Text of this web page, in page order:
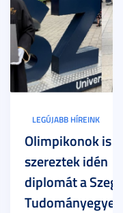
LEGÚJABB HÍREINK
Olimpikonok is
szereztek idén
diplomát a